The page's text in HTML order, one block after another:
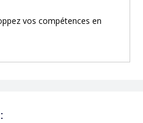
vos compétences en